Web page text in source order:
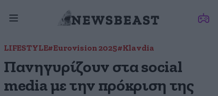
LIFESTYLE#Eurovision 2025#Klavdia
Πανηγυρίζουν στα social
media με την πρόκριση της